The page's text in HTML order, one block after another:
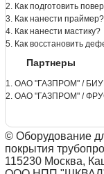
2. Как подготовить
3. Как нанести праймер?
4. Как нанести мастику?
5. Как восстановить
Партнеры
1. ОАО "ГАЗПРОМ" /
2. ОАО "ГАЗПРОМ" /
© Оборудование
покрытия
115230 Москва,